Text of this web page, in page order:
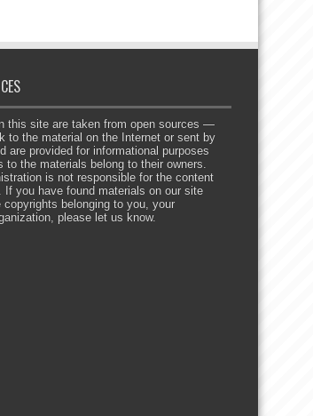
this site are taken from open sources —
to the material on the Internet or sent by
are provided for informational purposes
to the materials belong to their owners.
is not responsible for the content
If you have found materials on our site
copyrights belonging to you, your
please let us know.